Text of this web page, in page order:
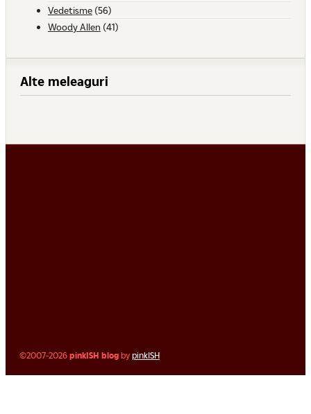
Vedetisme (56)
Woody Allen (41)
Alte meleaguri
©2007-2026pinkISH blog bypinkISH